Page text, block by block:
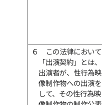
６
この法律において
「出演契約」とは、
出演者が、性行為映
像制作物への出演を
して、その性行為映